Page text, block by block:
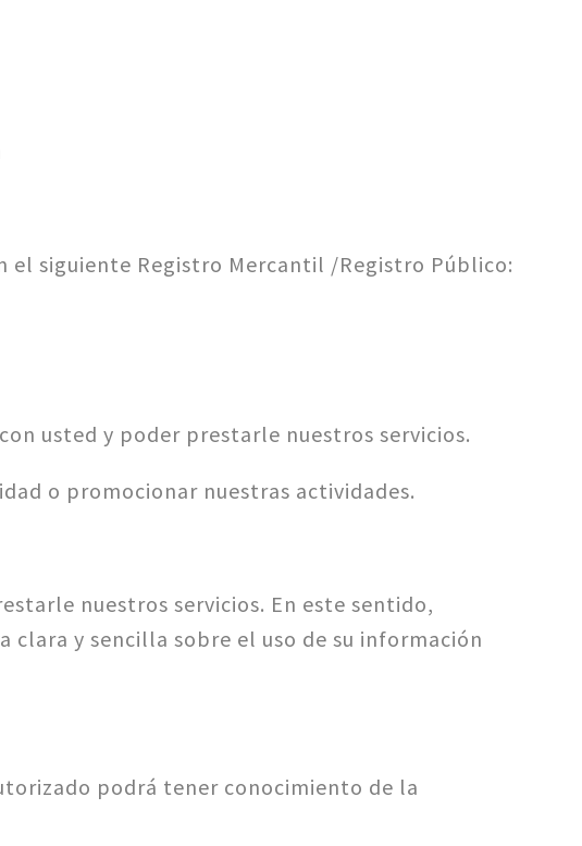
el siguiente Registro Mercantil /Registro Público:
usted y poder prestarle nuestros servicios.
o promocionar nuestras actividades.
nuestros servicios. En este sentido,
clara y sencilla sobre el uso de su información
podrá tener conocimiento de la